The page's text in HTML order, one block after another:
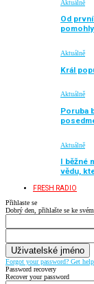
Aktuálně
Od
Aktuálně
Král
Aktuálně
Poruba
Aktuálně
I běžné
vědu,
FRESH RADIO
Přihlaste se
Dobrý den, přihlašte se ke
Forgot your password? Get help
Password recovery
Recover your password